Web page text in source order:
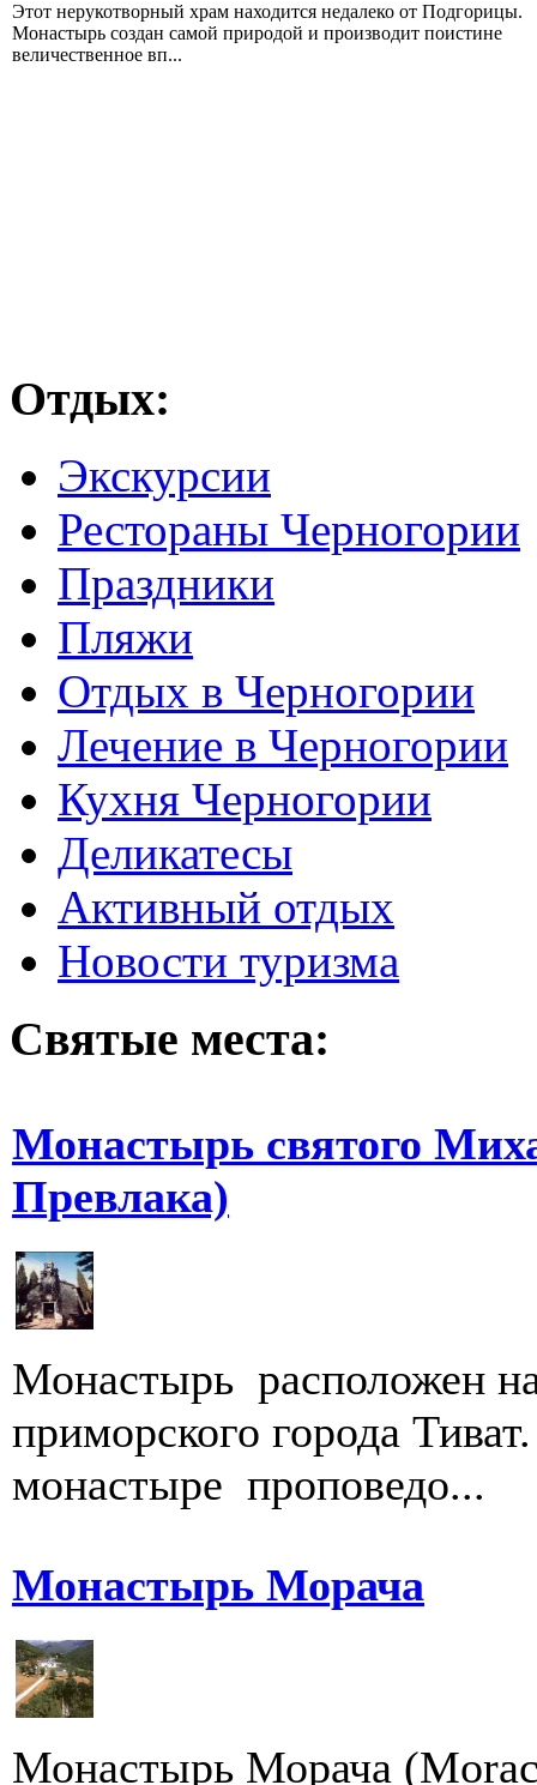
Этот нерукотворный храм находится недалеко от Подгорицы.
Монастырь создан самой природой и производит поистине
величественное вп...
Отдых:
Экскурсии
Рестораны Черногории
Праздники
Пляжи
Отдых в Черногории
Лечение в Черногории
Кухня Черногории
Деликатесы
Активный отдых
Новости туризма
Святые места:
Монастырь святого
Превлака)
Монастырь расположен
приморского города
монастыре проповедо...
Монастырь Морача
Монастырь Морача